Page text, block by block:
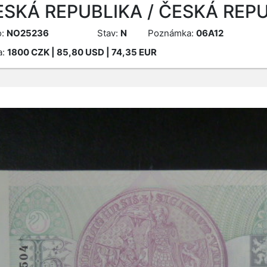
REPUBLIKA / ČESKÁ
NO25236 Stav: N Poznámka: 06A12
1800CZK| 85,80 USD | 74,35 EUR